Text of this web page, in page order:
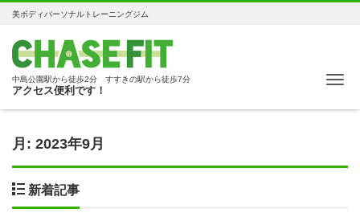
美ボディパーソナルトレーニングジム
中島公園駅から徒歩2分 すすきの駅から徒歩7分
アクセス便利です！
月: 2023年9月
新着記事